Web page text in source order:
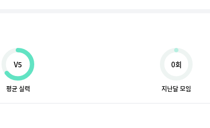
V5
평균 실력
0회
지난달 모임